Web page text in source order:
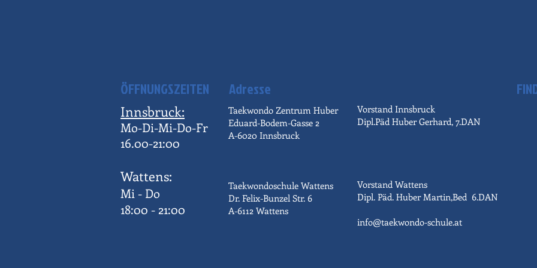
ÖFFNUNGSZEITEN Adresse
Innsbruck:
Mo-Di-Mi-Do-Fr
16.00-21:00
Wattens:
Mi - Do
18:00 - 21:00
Taekwondo Zentrum Huber
Eduard-Bodem-Gasse 2
A-6020 Innsbruck
Taekwondoschule Wattens
Dr. Felix-Bunzel Str. 6
A-6112 Wattens
Vorstand Innsbruck
Dipl.Päd Huber Gerhard, 7.DAN
Vorstand Wattens
Dipl. Päd. Huber Martin,Bed 6.DAN
info@taekwondo-schule.at